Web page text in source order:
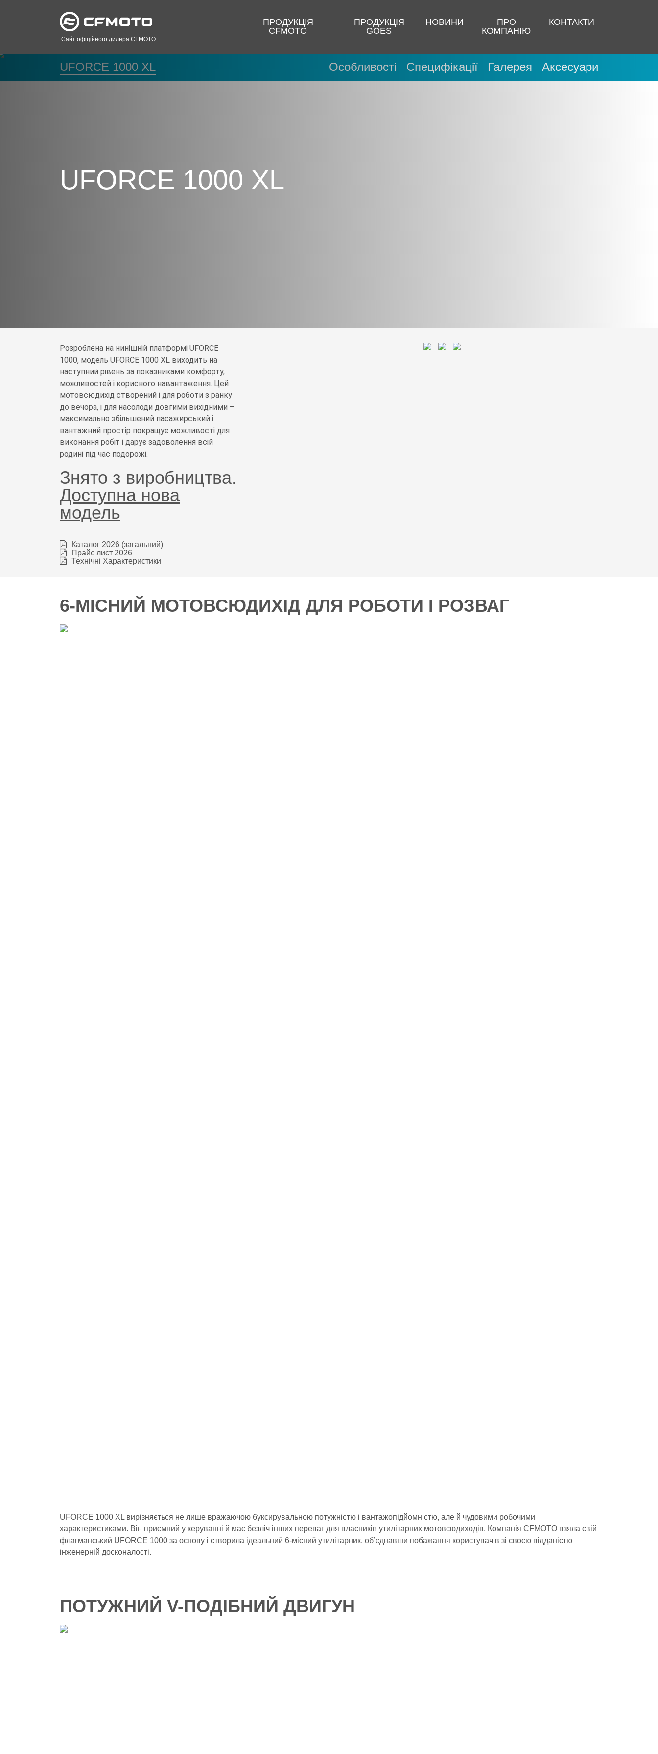
Сайт офіційного дилера CFMOTO
ПРОДУКЦІЯ
CFMOTO
ПРОДУКЦІЯ
GOES
НОВИНИ
ПРО
КОМПАНІЮ
КОНТАКТИ
UFORCE 1000 XL Особливості Специфікації Галерея Аксесуари
UFORCE 1000 XL
Розроблена на нинішній платформі UFORCE
1000, модель UFORCE 1000 XL виходить на
наступний рівень за показниками комфорту,
можливостей і корисного навантаження. Цей
мотовсюдихід створений і для роботи з ранку
до вечора, і для насолоди довгими вихідними –
максимально збільшений пасажирський і
вантажний простір покращує можливості для
виконання робіт і дарує задоволення всій
родині під час подорожі.
Знято з виробництва.
Доступна нова
модель
Каталог 2026 (загальний)
Прайс лист 2026
Технічні Характеристики
6-МІСНИЙ МОТОВСЮДИХІД ДЛЯ РОБОТИ І РОЗВАГ
UFORCE 1000 XL вирізняється не лише вражаючою буксирувальною потужністю і вантажопідйомністю, але й чудовими робочими
характеристиками. Він приємний у керуванні й має безліч інших переваг для власників утилітарних мотовсюдиходів. Компанія CFMOTO взяла свій
флагманський UFORCE 1000 за основу і створила ідеальний 6-місний утилітарник, об’єднавши побажання користувачів зі своєю відданістю
інженерній досконалості.
ПОТУЖНИЙ V-ПОДІБНИЙ ДВИГУН